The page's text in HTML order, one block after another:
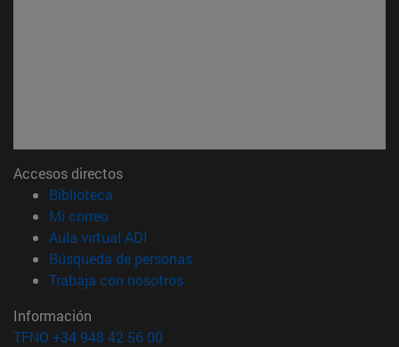
Accesos directos
Biblioteca
Mi correo(abre en nueva ventana)
Aula virtual ADI
Búsqueda de personas(abre en nueva ventana)
Trabaja con nosotros(abre en nueva ventana)
Información
TFNO +34 948 42 56 00